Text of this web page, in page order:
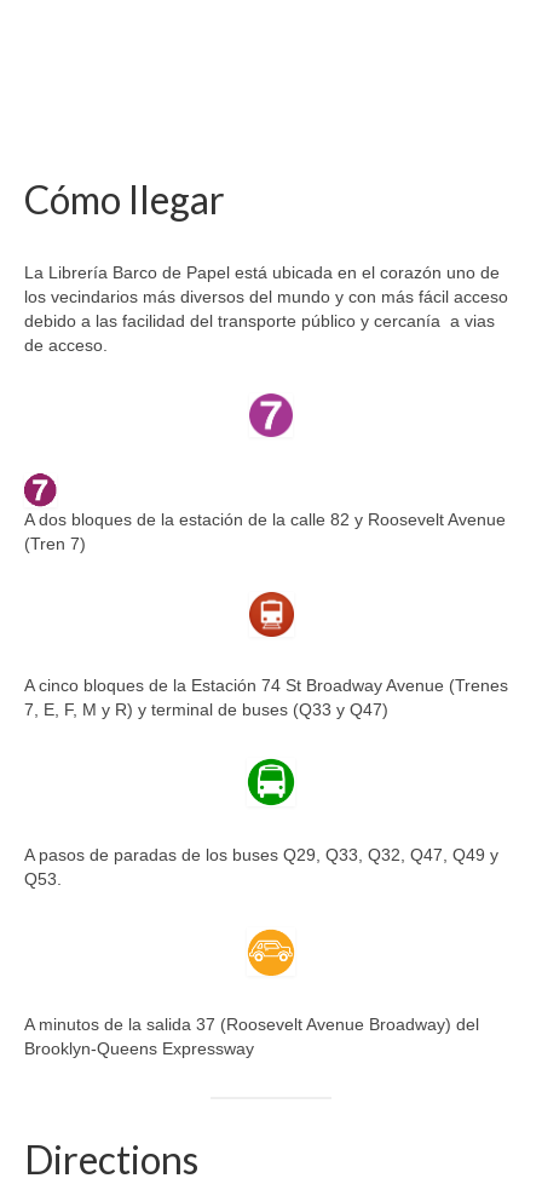
Cómo llegar
La Librería Barco de Papel está ubicada en el corazón uno de
los vecindarios más diversos del mundo y con más fácil acceso
debido a las facilidad del transporte público y cercanía a vias
de acceso.
A dos bloques de la estación de la calle 82 y Roosevelt Avenue
(Tren 7)
A cinco bloques de la Estación 74 St Broadway Avenue (Trenes
7, E, F, M y R) y terminal de buses (Q33 y Q47)
A pasos de paradas de los buses Q29, Q33, Q32, Q47, Q49 y
Q53.
A minutos de la salida 37 (Roosevelt Avenue Broadway) del
Brooklyn-Queens Expressway
Directions